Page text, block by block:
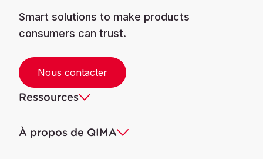
Smart solutions to make products
consumers can trust.
Nous contacter
Ressources
À propos de QIMA